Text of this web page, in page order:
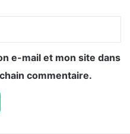
e-mail et mon site dans
commentaire.